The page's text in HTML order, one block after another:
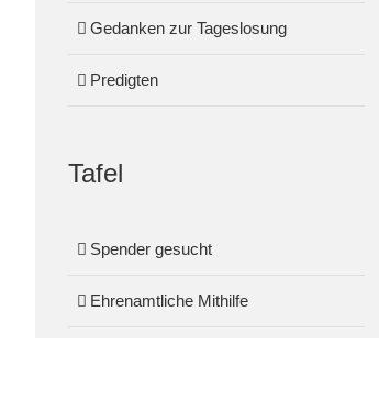
Gedanken zur Tageslosung
Predigten
Tafel
Spender gesucht
Ehrenamtliche Mithilfe